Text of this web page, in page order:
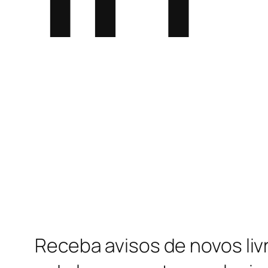
Receba avisos de novos